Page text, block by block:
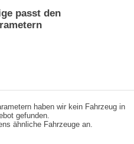
passt den
haben wir kein Fahrzeug in
gefunden.
ähnliche Fahrzeuge an.